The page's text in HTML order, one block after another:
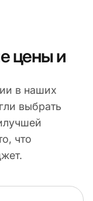
цены и
в наших
выбрать
что